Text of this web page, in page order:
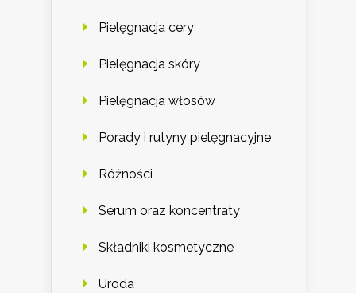
Pielęgnacja cery
Pielęgnacja skóry
Pielęgnacja włosów
Porady i rutyny pielęgnacyjne
Różności
Serum oraz koncentraty
Składniki kosmetyczne
Uroda